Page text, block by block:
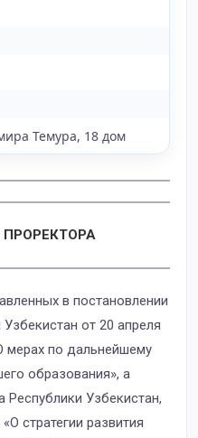
Темура, 18 дом
в постановлении
от 20 апреля
по дальнейшему
образования», а
Республики Узбекистан,
стратегии развития